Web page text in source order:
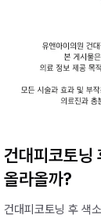
건대피코토닝
올라올까?
건대피코토닝 후 색